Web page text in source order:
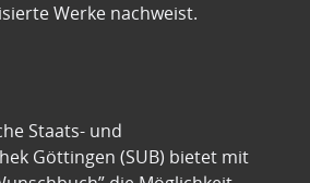
Werke nachweist.
Staats- und
Göttingen (SUB) bietet mit